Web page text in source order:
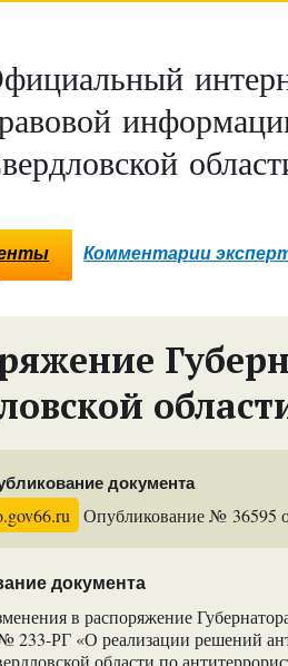
Комментарии
документа
Опубликование № 36595
документа
в распоряжение
233-РГ «О реализации решений
области по